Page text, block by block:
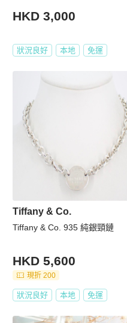
HKD 3,000
狀況良好 本地 免運
Tiffany & Co.
Tiffany & Co. 935 純銀頸鏈
HKD 5,600
現折 200
狀況良好 本地 免運